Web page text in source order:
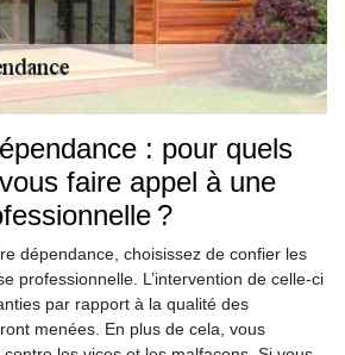
: pour quels
faire appel à une
?
dépendance, choisissez de confier les
professionnelle. L’intervention de celle-ci
par rapport à la qualité des
menées. En plus de cela, vous